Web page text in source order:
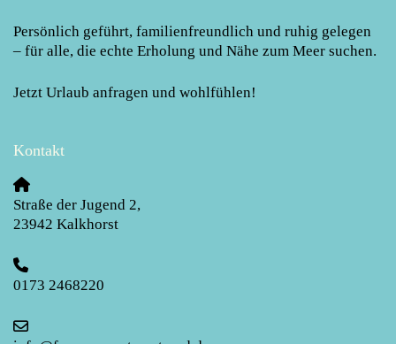
Persönlich geführt, familienfreundlich und ruhig gelegen
– für alle, die echte Erholung und Nähe zum Meer suchen.
Jetzt Urlaub anfragen und wohlfühlen!
Kontakt
Straße der Jugend 2,
23942Kalkhorst
0173 2468220